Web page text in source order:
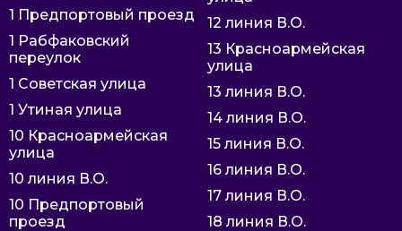
1 Предпортовый проезд
1 Рабфаковский
переулок
1 Советская улица
1 Утиная улица
10 Красноармейская
улица
10 линия В.О.
10 Предпортовый
проезд
12 линия В.О.
13 Красноармейская
улица
13 линия В.О.
14 линия В.О.
15 линия В.О.
16 линия В.О.
17 линия В.О.
18 линия В.О.